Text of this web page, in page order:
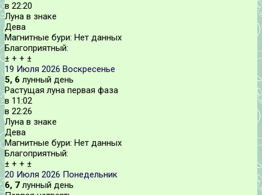
в 22:20
Луна в знаке
Дева
Магнитные бури: Нет данных
Благоприятный:
± + + ±
19 Июля 2026 Воскресенье
5, 6 лунный день
Растущая луна первая фаза
в 11:02
в 22:26
Луна в знаке
Дева
Магнитные бури: Нет данных
Благоприятный:
± + + ±
20 Июля 2026 Понедельник
6, 7 лунный день